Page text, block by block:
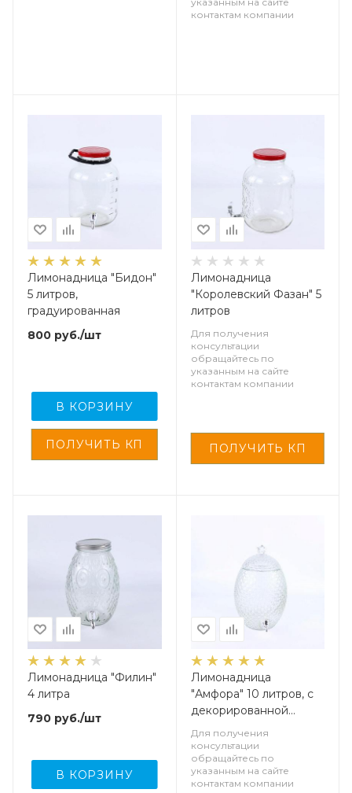
контактам компании
Лимонадница "Бидон"
5 литров,
градуированная
800 руб./шт
В КОРЗИНУ
Лимонадница
"Королевский Фазан" 5
литров
Для получения
консультации
обращайтесь по
указанным на сайте
контактам компании
Лимонадница "Филин"
4 литра
790 руб./шт
В КОРЗИНУ
Лимонадница
"Амфора" 10 литров, с
декорированной
граненной крышкой
Для получения
консультации
обращайтесь по
указанным на сайте
контактам компании